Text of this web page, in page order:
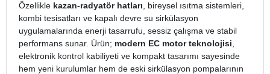
Özellikle kazan-radyatör hatları , bireysel ısıtma sistemleri,
kombi tesisatları ve kapalı devre su sirkülasyon
uygulamalarında enerji tasarrufu, sessiz çalışma ve stabil
performans sunar. Ürün; modern EC motor teknolojisi
elektronik kontrol kabiliyeti ve kompakt tasarımı sayesinde
hem yeni kurulumlar hem de eski sirkülasyon pompalarının